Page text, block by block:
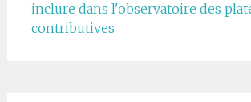
inclure dans l'observatoire des
contributives